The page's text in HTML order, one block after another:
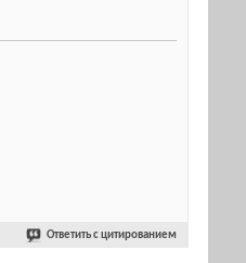
Ответить с цитированием